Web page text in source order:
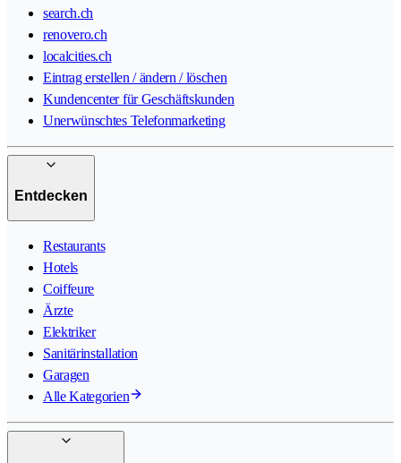
search.ch
renovero.ch
localcities.ch
Eintrag erstellen / ändern / löschen
Kundencenter für Geschäftskunden
Unerwünschtes Telefonmarketing
Entdecken
Restaurants
Hotels
Coiffeure
Ärzte
Elektriker
Sanitärinstallation
Garagen
Alle Kategorien